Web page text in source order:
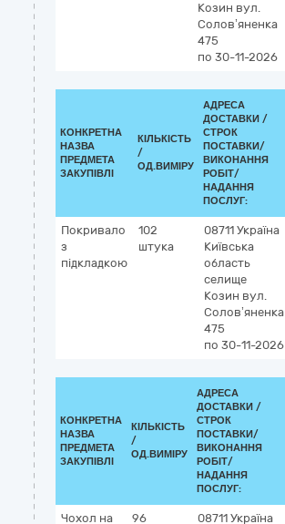
Козин вул.
Солов’яненка
475
по 30-11-2026
КОНКРЕТНА
НАЗВА
ПРЕДМЕТА
ЗАКУПІВЛІ
КІЛЬКІСТЬ
/
ОД.ВИМІРУ
АДРЕСА
ДОСТАВКИ /
СТРОК
ПОСТАВКИ/
ВИКОНАННЯ
РОБІТ/
НАДАННЯ
ПОСЛУГ:
Покривало
з
підкладкою
102
штука
08711 Україна
Київська
область
селище
Козин вул.
Солов’яненка
475
по 30-11-2026
КОНКРЕТНА
НАЗВА
ПРЕДМЕТА
ЗАКУПІВЛІ
КІЛЬКІСТЬ
/
ОД.ВИМІРУ
АДРЕСА
ДОСТАВКИ /
СТРОК
ПОСТАВКИ/
ВИКОНАННЯ
РОБІТ/
НАДАННЯ
ПОСЛУГ:
Чохол на 96 08711 Україна